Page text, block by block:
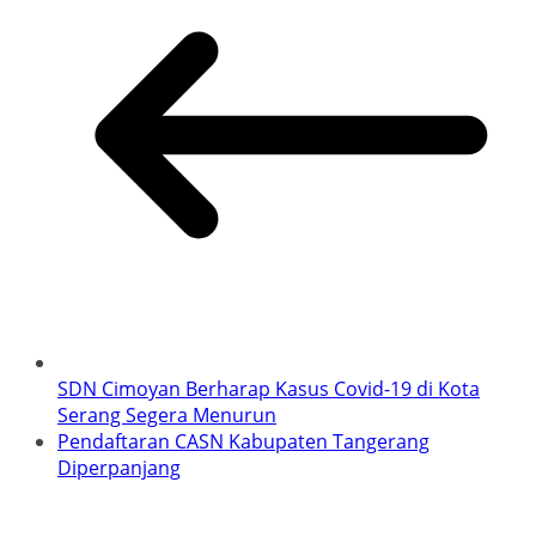
SDN Cimoyan Berharap Kasus Covid-19 di Kota
Serang Segera Menurun
Pendaftaran CASN Kabupaten Tangerang
Diperpanjang